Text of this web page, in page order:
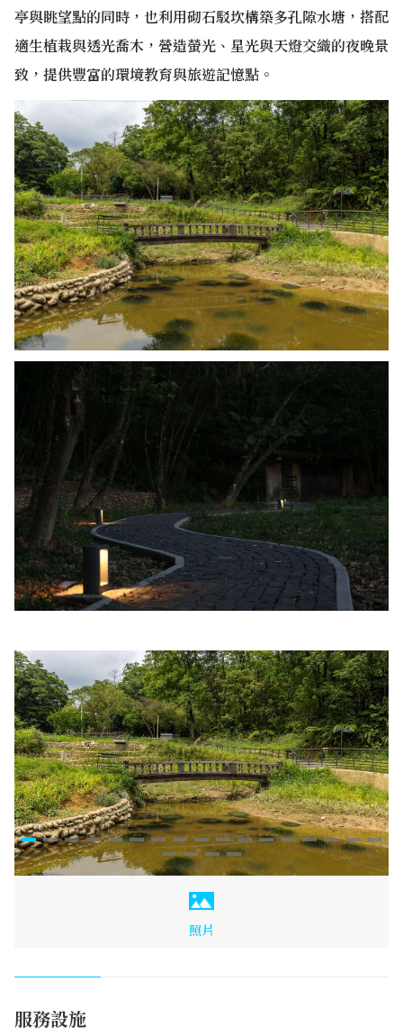
亭與眺望點的同時，也利用砌石駁坎構築多孔隙水塘，搭配
適生植栽與透光喬木，營造螢光、星光與天燈交織的夜晚景
致​​​​ ，提供豐富的環境教育與旅遊記憶點。
照片
服務設施